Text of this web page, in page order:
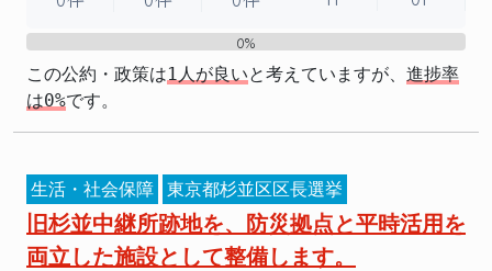
0%
この公約・政策は1人が良いと考えていますが、 進捗率
は0%です。
生活・社会保障 東京都杉並区区長選挙
旧杉並中継所跡地を、防災拠点と平時活用を
両立した施設として整備します。